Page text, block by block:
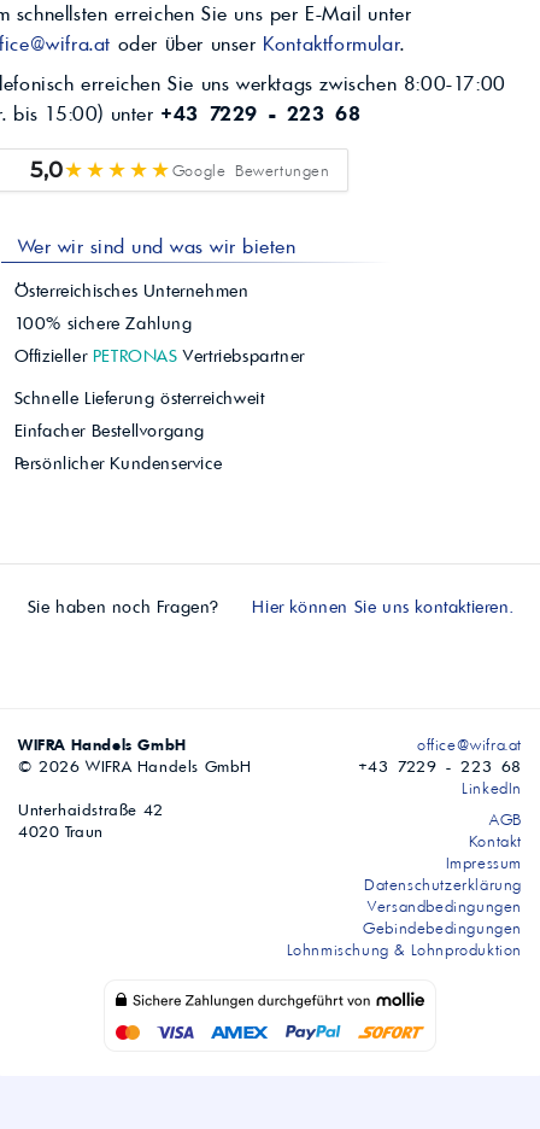
schnellsten erreichen Sie uns per E-Mail unter
oder über unser Kontaktformular.
erreichen Sie uns werktags zwischen 8:00-17:00
bis 15:00) unter +43 7229 - 223 68
5,0★★★★★Google Bewertungen
Wer wir sind und was wir bieten
Österreichisches Unternehmen
100% sichere Zahlung
Offizieller PETRONAS Vertriebspartner
Schnelle Lieferung österreichweit
Einfacher Bestellvorgang
Persönlicher Kundenservice
Sie haben noch Fragen? Hier können Sie uns kontaktieren.
WIFRA Handels GmbH
© 2026 WIFRA Handels GmbH
Unterhaidstraße 42
4020 Traun
office@wifra.at
+43 7229 - 223 68
LinkedIn
AGB
Kontakt
Impressum
Datenschutzerklärung
Versandbedingungen
Gebindebedingungen
Lohnmischung & Lohnproduktion